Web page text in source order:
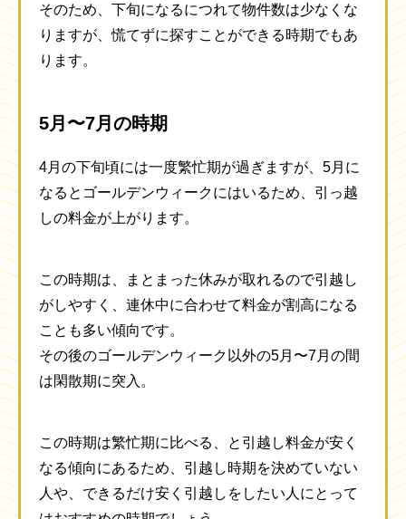
そのため、下旬になるにつれて物件数は少なくな
りますが、慌てずに探すことができる時期でもあ
ります。
5月〜7月の時期
4月の下旬頃には一度繁忙期が過ぎますが、5月に
なるとゴールデンウィークにはいるため、引っ越
しの料金が上がります。
この時期は、まとまった休みが取れるので引越し
がしやすく、連休中に合わせて料金が割高になる
ことも多い傾向です。
その後のゴールデンウィーク以外の5月〜7月の間
は閑散期に突入。
この時期は繁忙期に比べる、と引越し料金が安く
なる傾向にあるため、引越し時期を決めていない
人や、できるだけ安く引越しをしたい人にとって